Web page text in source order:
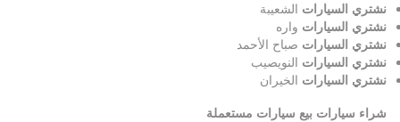
نشتري السيارات الشعيبة
نشتري السيارات واره
نشتري السيارات صباح الأحمد
نشتري السيارات النويصيب
نشتري السيارات الخيران
شراء سيارات بيع سيارات مستعملة